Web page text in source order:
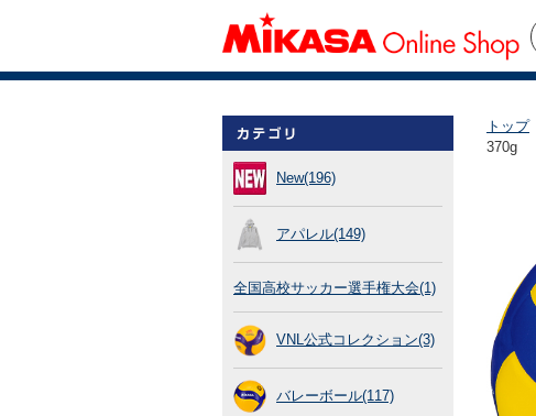
New(196)
アパレル(149)
全国高校サッカー選手権大会(1)
VNL公式コレクション(3)
バレーボール(117)
トップ
370g